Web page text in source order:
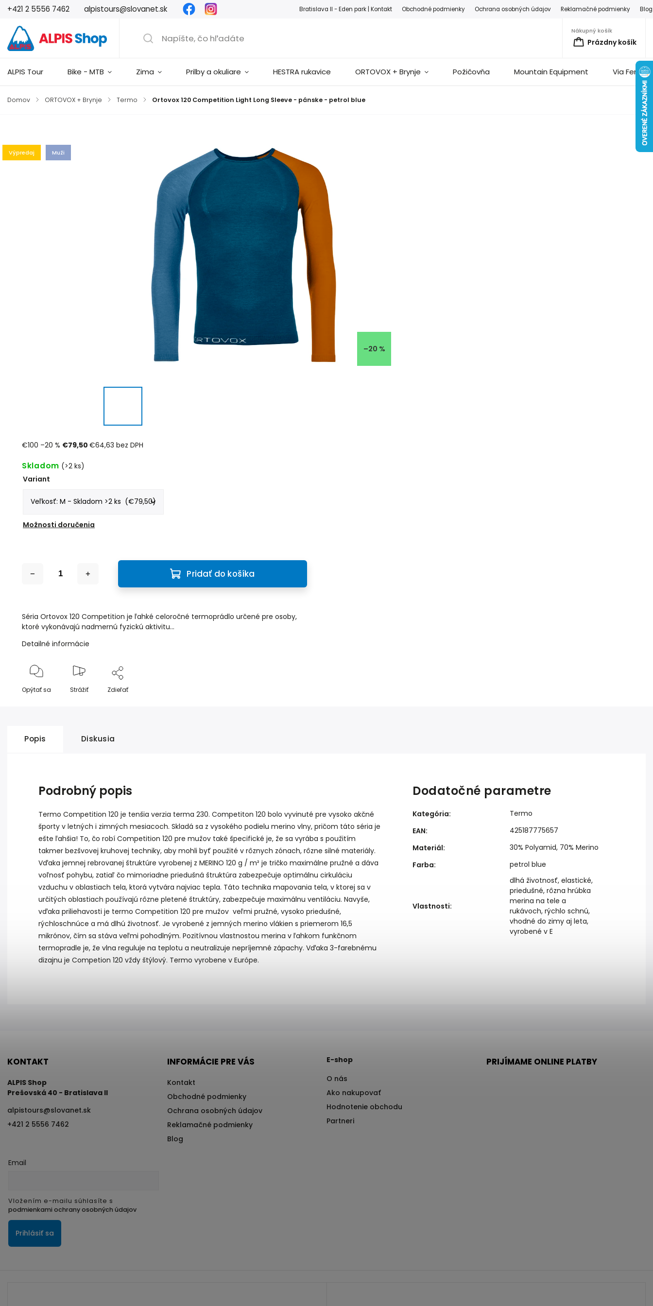
+421 2 5556 7462 alpistours@slovanet.sk Facebook Bratislava II - Eden park |Kontakt Obchodné podmienky Ochrana osobných údajov Reklamačné podmienky Blog
Nákupný košík
Prázdny košík
ALPIS Tour Bike - MTB Zima Prilby a okuliare HESTRA rukavice ORTOVOX + Brynje Požičovňa Mountain Equipment Via Ferrata
Domov / ORTOVOX + Brynje / Termo / Ortovox 120 Competition Light Long Sleeve - pánske - petrol blue
Výpredaj Muži
–20 %
€100 –20 % €79,50€64,63 bez DPH
Skladom (>2 ks)
Variant
Možnosti doručenia
Pridať do košíka
Séria Ortovox 120 Competition je ľahké celoročné termoprádlo určené pre osoby,
ktoré vykonávajú nadmernú fyzickú aktivitu...
Detailné informácie
Opýtať sa Strážiť Zdieľať
Popis Diskusia
Podrobný popis
Termo Competition 120 je tenšia verzia terma 230. Competiton 120 bolo vyvinuté pre vysoko akčné
športy v letných i zimných mesiacoch. Skladá sa z vysokého podielu merino vlny, pričom táto séria je
ešte ľahšia! To, čo robí Competition 120 pre mužov také špecifické je, že sa vyrába s použitím
takmer bezšvovej kruhovej techniky, aby mohli byť použité v rôznych zónach, rôzne silné materiály.
Vďaka jemnej rebrovanej štruktúre vyrobenej z MERINO 120 g / m² je tričko maximálne pružné a dáva
voľnosť pohybu, zatiaľ čo mimoriadne priedušná štruktúra zabezpečuje optimálnu cirkuláciu
vzduchu v oblastiach tela, ktorá vytvára najviac tepla. Táto technika mapovania tela, v ktorej sa v
určitých oblastiach používajú rôzne pletené štruktúry, zabezpečuje maximálnu ventiláciu. Navyše,
vďaka priliehavosti je termo Competition 120 pre mužov veľmi pružné, vysoko priedušné,
rýchloschnúce a má dlhú životnosť. Je vyrobené z jemných merino vlákien s priemerom 16,5
mikrónov, čím sa stáva veľmi pohodlným. Pozitívnou vlastnostou merina v ľahkom funkčnom
termopradle je, že vlna reguluje na teplotu a neutralizuje nepríjemné zápachy. Vďaka 3-farebnému
dizajnu je Competion 120 vždy štýlový. Termo vyrobene v Európe.
Dodatočné parametre
Kategória:
Termo
EAN:
425187775657
Materiál:
30% Polyamid, 70% Merino
Farba: petrol blue
Vlastnosti:
dlhá životnosť, elastické,
priedušné, rôzna hrúbka
merina na tele a
rukávoch, rýchlo schnú,
vhodné do zimy aj leta,
vyrobené v E
KONTAKT
ALPIS Shop
Prešovská 40 - Bratislava II
alpistours@slovanet.sk
+421 2 5556 7462
INFORMÁCIE PRE VÁS
Kontakt
Obchodné podmienky
Ochrana osobných údajov
Reklamačné podmienky
Blog
E-shop
O nás
Ako nakupovať
Hodnotenie obchodu
Partneri
PRIJÍMAME ONLINE PLATBY
Email
Vložením e-mailu súhlasíte s
podmienkami ochrany osobných údajov
Prihlásiť sa